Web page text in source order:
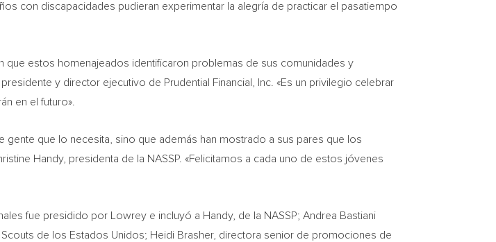
con discapacidades pudieran experimentar la alegría de practicar el pasatiempo
estos homenajeados identificaron problemas de sus comunidades y
y director ejecutivo de Prudential Financial, Inc. «Es un privilegio celebrar
en el futuro».
que lo necesita, sino que además han mostrado a sus pares que los
Handy, presidenta de la NASSP. «Felicitamos a cada uno de estos jóvenes
fue presidido por Lowrey e incluyó a Handy, de la NASSP; Andrea Bastiani
de los Estados Unidos; Heidi Brasher, directora senior de promociones de